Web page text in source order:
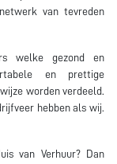
van tevreden
welke gezond en
en prettige
worden verdeeld.
hebben als wij.
van Verhuur? Dan